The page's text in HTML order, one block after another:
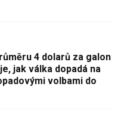
4 dolarů za galon
jak válka dopadá na
volbami do